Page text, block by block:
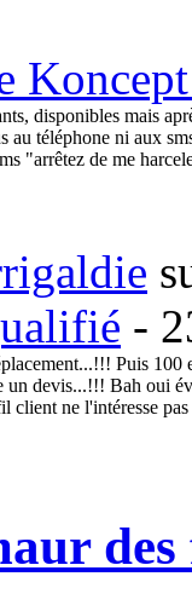
disponibles mais
au téléphone ni aux
"arrêtez de me
-
Puis
un devis...!!! Bah oui
client ne l'intéresse
des